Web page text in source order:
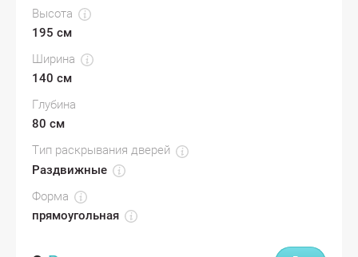
Высота
195 см
Ширина
140 см
Глубина
80 см
Тип раскрывания дверей
Раздвижные
Форма
прямоугольная